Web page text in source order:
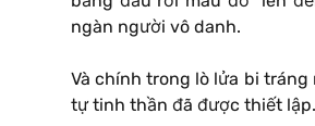
ngàn người vô danh.
Và chính trong lò lửa bi tráng
tự tinh thần đã được thiết lập.